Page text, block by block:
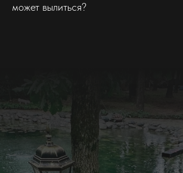
может вылиться?